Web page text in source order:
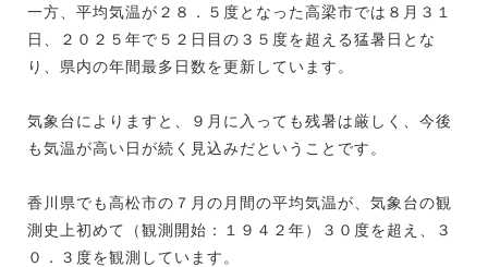
一方、平均気温が２８．５度となった高梁市では８月３１
日、２０２５年で５２日目の３５度を超える猛暑日とな
り、県内の年間最多日数を更新しています。
気象台によりますと、９月に入っても残暑は厳しく、今後
も気温が高い日が続く見込みだということです。
香川県でも高松市の７月の月間の平均気温が、気象台の観
測史上初めて（観測開始：１９４２年）３０度を超え、３
０．３度を観測しています。